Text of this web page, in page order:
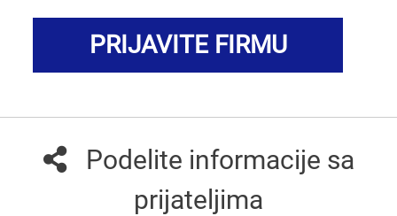
PRIJAVITE FIRMU
Podelite informacije sa
prijateljima